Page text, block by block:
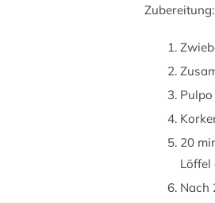
Zubereitung:
20
Löffel
Nach